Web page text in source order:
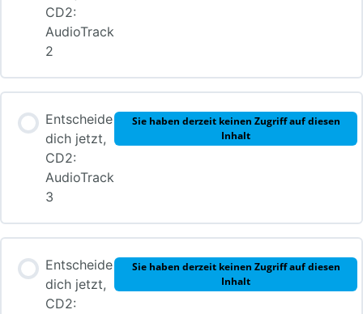
CD2:
AudioTrack
2
Entscheide
dich jetzt,
CD2:
AudioTrack
3
Sie haben derzeit keinen Zugriff auf diesen
Inhalt
Entscheide
dich jetzt,
CD2:
Sie haben derzeit keinen Zugriff auf diesen
Inhalt